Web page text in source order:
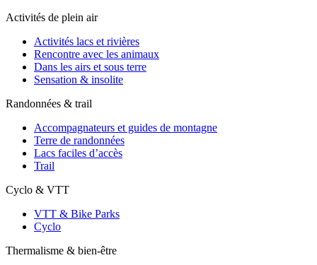
Activités de plein air
Activités lacs et rivières
Rencontre avec les animaux
Dans les airs et sous terre
Sensation & insolite
Randonnées & trail
Accompagnateurs et guides de montagne
Terre de randonnées
Lacs faciles d’accès
Trail
Cyclo & VTT
VTT & Bike Parks
Cyclo
Thermalisme & bien-être